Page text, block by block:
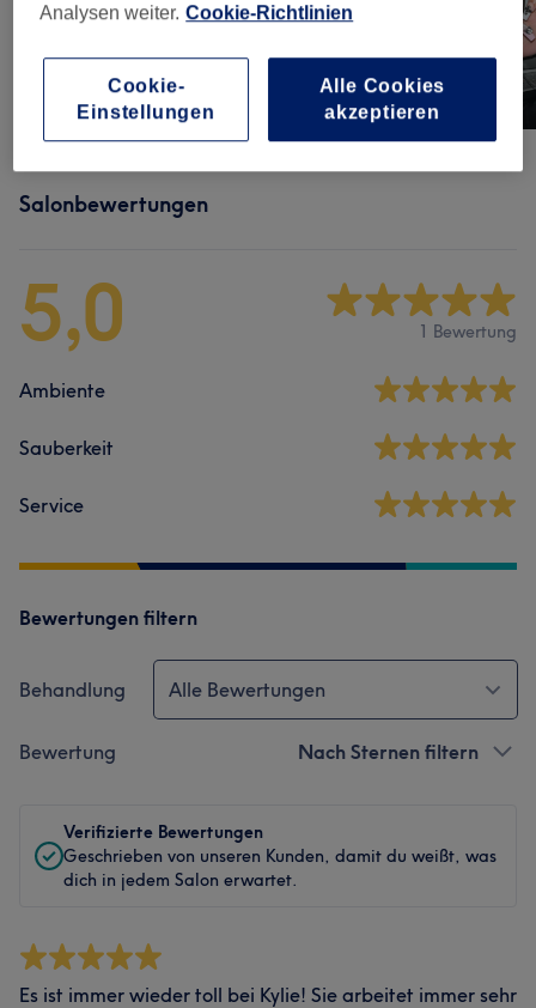
Salonbewertungen
5,0 1 Bewertung
Ambiente
Sauberkeit
Service
Bewertungen filtern
Behandlung Alle Bewertungen
Bewertung Nach Sternen filtern
Verifizierte Bewertungen
Geschrieben von unseren Kunden, damit du weißt, was
dich in jedem Salon erwartet.
Es ist immer wieder toll bei Kylie! Sie arbeitet immer sehr
Analysen weiter. Cookie-Richtlinien
Cookie-
Einstellungen
Alle Cookies
akzeptieren